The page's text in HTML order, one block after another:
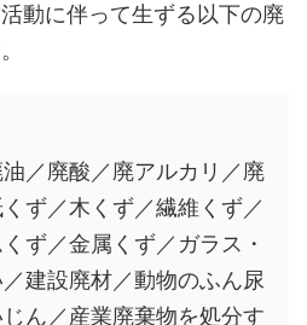
動に伴って生ずる以下の廃
／廃酸／廃アルカリ／廃
ず／木くず／繊維くず／
ず／金属くず／ガラス・
建設廃材／動物のふん尿
ん／産業廃棄物を処分す